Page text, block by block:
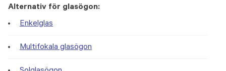
Alternativ för glasögon:
Enkelglas
Multifokala glasögon